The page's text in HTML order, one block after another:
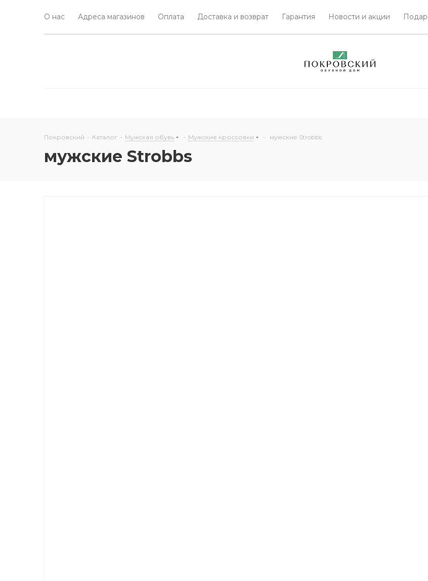
О нас Адреса магазинов Оплата Доставка и возврат Гарантия Новости и акции
Покровский - Каталог - Мужская обувь - Мужские кроссовки - мужские Strobbs
мужские Strobbs